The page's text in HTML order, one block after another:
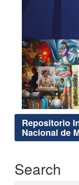
Repositorio
Nacional de
Search